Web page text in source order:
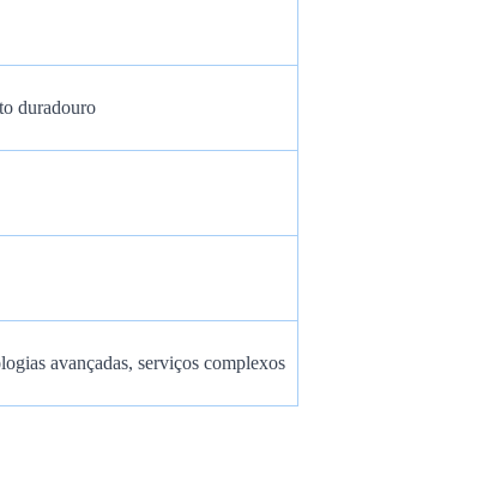
duradouro
avançadas, serviços complexos